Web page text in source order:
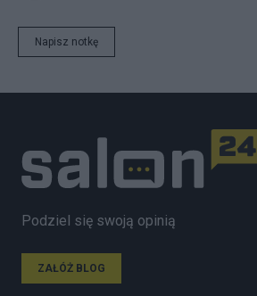
Napisz notkę
Podziel się swoją opinią
ZAŁÓŻ BLOG